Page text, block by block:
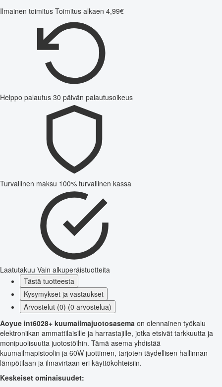
Ilmainen toimitus Toimitus alkaen 4,99€
Helppo palautus 30 päivän palautusoikeus
Turvallinen maksu 100% turvallinen kassa
Laatutakuu Vain alkuperäistuotteita
Tästä tuotteesta
Kysymykset ja vastaukset
Arvostelut (0) (0 arvostelua)
Aoyue int6028+ kuumailmajuotosasema on olennainen työkalu
elektroniikan ammattilaisille ja harrastajille, jotka etsivät tarkkuutta ja
monipuolisuutta juotostöihin. Tämä asema yhdistää
kuumailmapistoolin ja 60W juottimen, tarjoten täydellisen hallinnan
lämpötilaan ja ilmavirtaan eri käyttökohteisiin.
Keskeiset ominaisuudet: